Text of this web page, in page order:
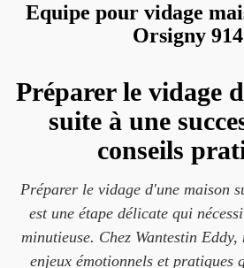
Equipe pour vidage
Orsigny
Préparer le vidage
suite à une
conseils
Préparer le vidage d'une maison
est une étape délicate qui
minutieuse. Chez Wantestin Eddy,
enjeux émotionnels et pratiques